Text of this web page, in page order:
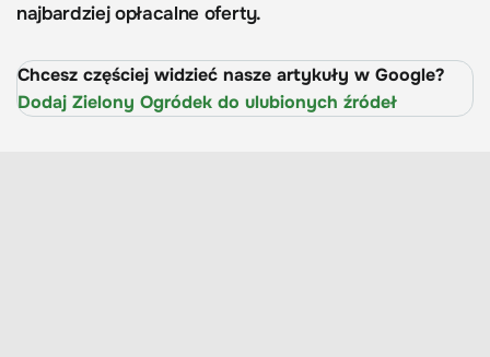
najbardziej opłacalne oferty.
Chcesz częściej widzieć nasze artykuły w Google?
Dodaj Zielony Ogródek do ulubionych źródeł